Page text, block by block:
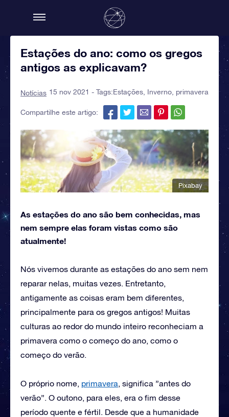
Estações do ano: como os gregos
antigos as explicavam?
Notícias 15 nov 2021 - Tags:Estações Inverno primavera
Compartilhe este artigo:
Pixabay
As estações do ano são bem conhecidas, mas
nem sempre elas foram vistas como são
atualmente!
Nós vivemos durante as estações do ano sem nem
reparar nelas, muitas vezes. Entretanto,
antigamente as coisas eram bem diferentes,
principalmente para os gregos antigos! Muitas
culturas ao redor do mundo inteiro reconheciam a
primavera como o começo do ano, como o
começo do verão.
O próprio nome, primavera, significa ”antes do
verão”. O outono, para eles, era o fim desse
período quente e fértil. Desde que a humanidade